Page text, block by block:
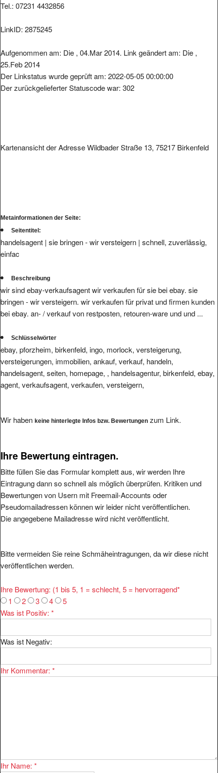
Tel.: 07231 4432856
LinkID: 2875245
Aufgenommen am: Die , 04.Mar 2014. Link geändert am: Die ,
25.Feb 2014
Der Linkstatus wurde geprüft am: 2022-05-05 00:00:00
Der zurückgelieferter Statuscode war: 302
Kartenansicht der Adresse Wildbader Straße 13, 75217 Birkenfeld
Metainformationen der Seite:
Seitentitel:
handelsagent | sie bringen - wir versteigern | schnell, zuverlässig,
einfac
Beschreibung
wir sind ebay-verkaufsagent wir verkaufen für sie bei ebay. sie
bringen - wir versteigern. wir verkaufen für privat und firmen kunden
bei ebay. an- / verkauf von restposten, retouren-ware und und ...
Schlüsselwörter
ebay, pforzheim, birkenfeld, ingo, morlock, versteigerung,
versteigerungen, immobilien, ankauf, verkauf, handeln,
handelsagent, seiten, homepage, , handelsagentur, birkenfeld, ebay,
agent, verkaufsagent, verkaufen, versteigern,
Wir haben keine hinterlegte Infos bzw. Bewertungen zum Link.
Ihre Bewertung eintragen.
Bitte füllen Sie das Formular komplett aus, wir werden Ihre
Eintragung dann so schnell als möglich überprüfen. Kritiken und
Bewertungen von Usern mit Freemail-Accounts oder
Pseudomailadressen können wir leider nicht veröffentlichen.
Die angegebene Mailadresse wird nicht veröffentlicht.
Bitte vermeiden Sie reine Schmäheintragungen, da wir diese nicht
veröffentlichen werden.
Ihre Bewertung: (1 bis 5, 1 = schlecht, 5 = hervorragend*
1
2 3 4
5
Was ist Positiv: *
Was ist Negativ:
Ihr Kommentar: *
Ihr Name: *